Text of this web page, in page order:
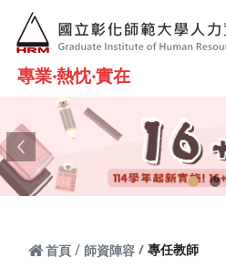
跳到主要內容
專業‧熱忱‧實在
Previous
首頁 師資陣容 專任教師